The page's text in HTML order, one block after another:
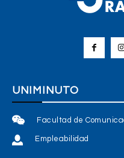
UNIMINUTO
Facultad de
Empleabilidad